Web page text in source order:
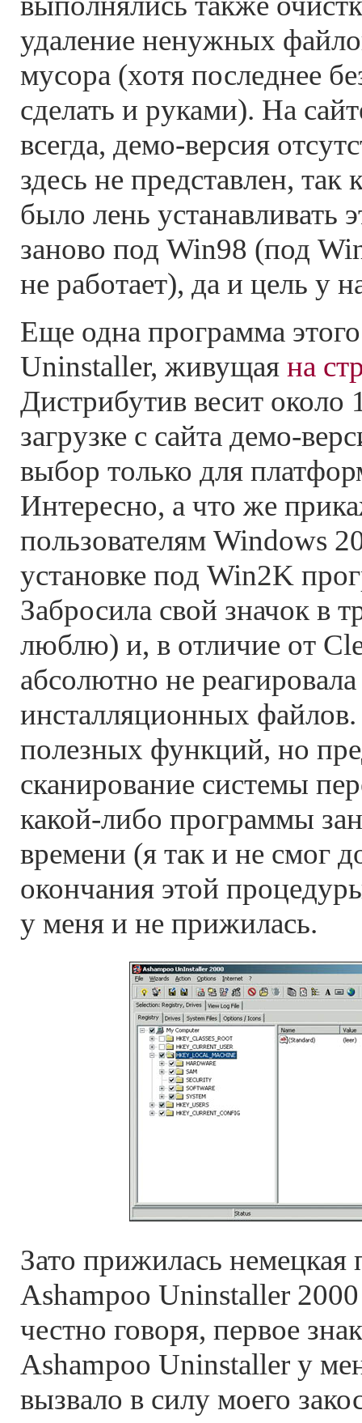
удаление ненужных
мусора (хотя последнее
сделать и руками). На
всегда, демо-версия
здесь не представлен, так
было лень устанавливать
заново под Win98 (под
не работает), да и цель у
Еще одна программа
Uninstaller, живущая на
Дистрибутив весит
загрузке с сайта демо-
выбор только для
Интересно, а что же
пользователям Windows
установке под Win2K
Забросила свой значок в
люблю) и, в отличие от
абсолютно не
инсталляционных файлов.
полезных функций, но
сканирование системы
какой-либо программы
времени (я так и не смог
окончания этой
у меня и не прижилась.
Зато прижилась немецкая
Ashampoo Uninstaller
честно говоря, первое
Ashampoo Uninstaller у
вызвало в силу моего